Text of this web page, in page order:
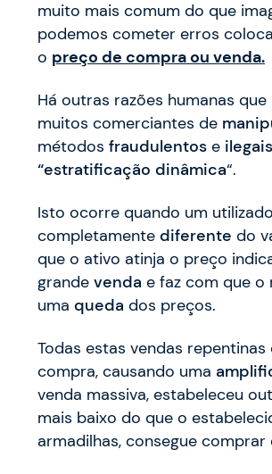
muito mais comum do que
podemos cometer erros
o preço de compra ou venda.
Há outras razões humanas
muitos comerciantes de
métodos fraudulentos e
“estratificação dinâmica“.
Isto ocorre quando um
completamente diferente do
que o ativo atinja o preço
grande venda e faz com que
uma queda dos preços.
Todas estas vendas
compra, causando uma
venda massiva, estabeleceu
mais baixo do que o
armadilhas, consegue comprar